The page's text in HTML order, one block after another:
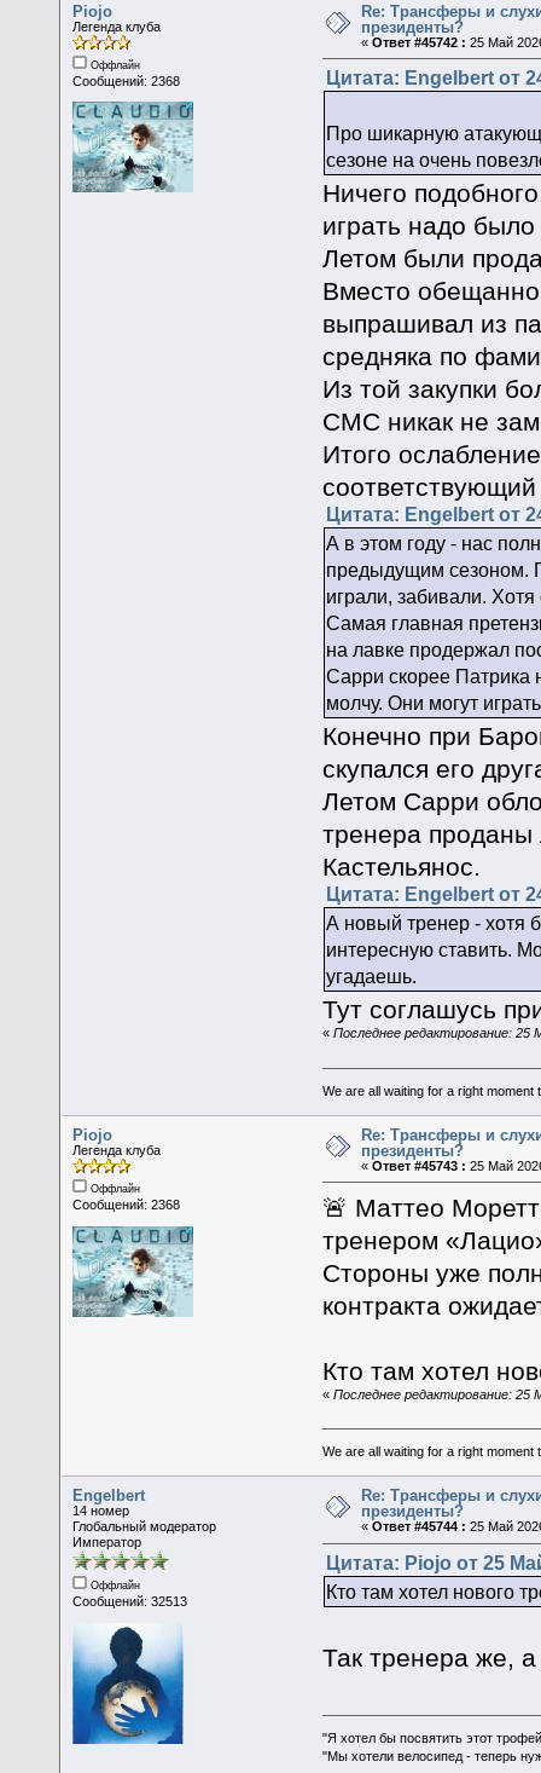
Piojo
Легенда клуба
Оффлайн
Сообщений: 2368
Re: Трансферы и
президенты?
«Ответ #45742 : 25 Май
Цитата: Engelbert от
Про шикарную
сезоне на очень
Ничего
играть надо
Летом были
Вместо
выпрашивал из
средняка по
Из той закупки
СМС никак не
Итого
соответствующий
Цитата: Engelbert от
А в этом году - нас
предыдущим сезоном.
играли, забивали.
Самая главная
на лавке продержал
Сарри скорее
молчу. Они могут
Конечно при
скупался его
Летом Сарри
тренера проданы
Кастельянос.
Цитата: Engelbert от
А новый тренер - хотя
интересную ставить.
угадаешь.
Тут соглашусь
« Последнее редактирование: 25
We are all waiting for a right moment
Piojo
Легенда клуба
Оффлайн
Сообщений: 2368
Re: Трансферы и
президенты?
«Ответ #45743 : 25 Май
🚨 Маттео
тренером
Стороны уже
контракта
Кто там хотел
« Последнее редактирование: 25
We are all waiting for a right moment
Engelbert
14 номер
Глобальный модератор
Император
Оффлайн
Сообщений: 32513
Re: Трансферы и
президенты?
«Ответ #45744 : 25 Май
Цитата: Piojo от 25
Кто там хотел нового
Так тренера же,
"Я хотел бы посвятить этот
"Мы хотели велосипед - теперь